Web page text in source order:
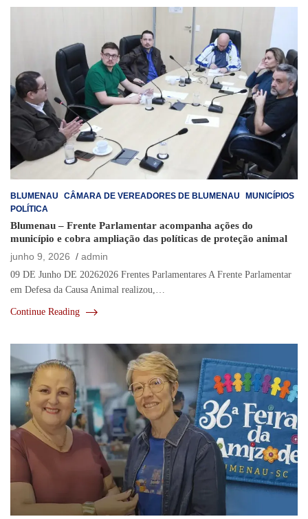
BLUMENAU CÂMARA DE VEREADORES DE BLUMENAU
MUNICÍPIOS
POLÍTICA
Blumenau – Frente Parlamentar acompanha ações do
município e cobra ampliação das políticas de proteção animal
junho 9, 2026
admin
09 DE Junho DE 20262026 Frentes Parlamentares A Frente Parlamentar
em Defesa da Causa Animal realizou,…
Continue Reading